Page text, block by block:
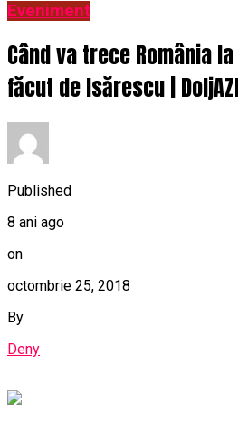
Eveniment
Când va trece România
făcut de Isărescu |
Published
8 ani ago
on
octombrie 25, 2018
By
Deny